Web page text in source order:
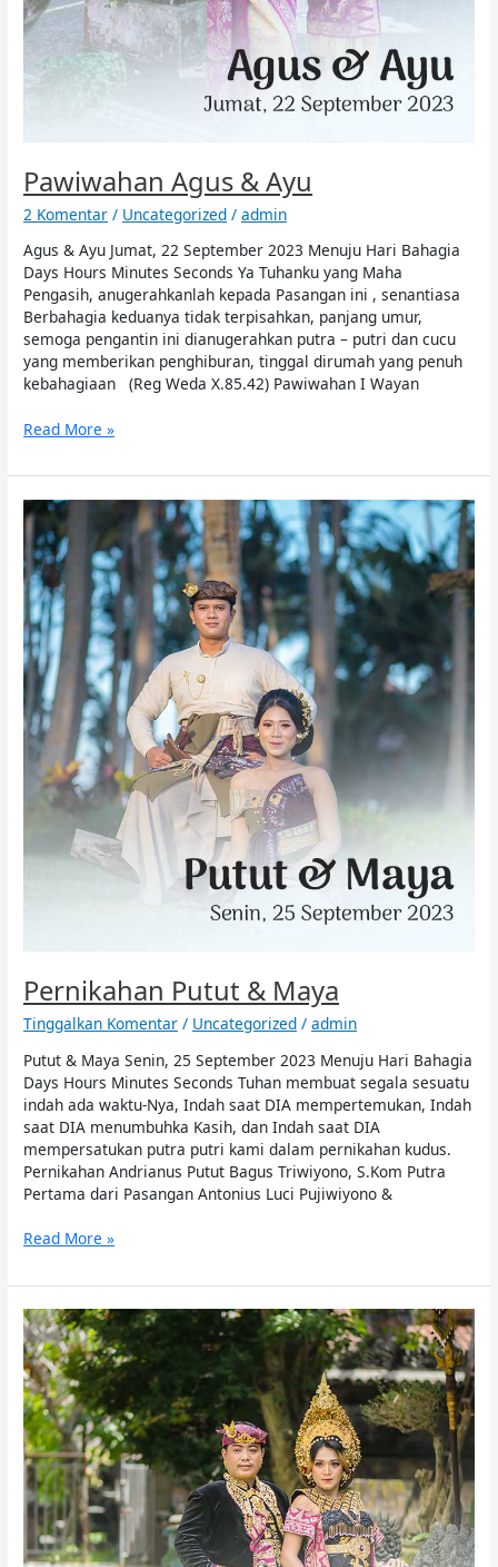
Pawiwahan Agus & Ayu
2 Komentar / Uncategorized /admin
Agus & Ayu Jumat, 22 September 2023 Menuju Hari Bahagia
Days Hours Minutes Seconds Ya Tuhanku yang Maha
Pengasih, anugerahkanlah kepada Pasangan ini , senantiasa
Berbahagia keduanya tidak terpisahkan, panjang umur,
semoga pengantin ini dianugerahkan putra – putri dan cucu
yang memberikan penghiburan, tinggal dirumah yang penuh
kebahagiaan (Reg Weda X.85.42) Pawiwahan I Wayan
Read More »
Pernikahan Putut & Maya
Tinggalkan Komentar / Uncategorized /admin
Putut & Maya Senin, 25 September 2023 Menuju Hari Bahagia
Days Hours Minutes Seconds Tuhan membuat segala sesuatu
indah ada waktu-Nya, Indah saat DIA mempertemukan, Indah
saat DIA menumbuhka Kasih, dan Indah saat DIA
mempersatukan putra putri kami dalam pernikahan kudus.
Pernikahan Andrianus Putut Bagus Triwiyono, S.Kom Putra
Pertama dari Pasangan Antonius Luci Pujiwiyono &
Pernikahan
Putut
&
Maya
Read More »
Pawiwahan
Yuda
&
Eva